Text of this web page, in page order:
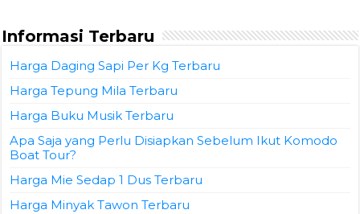
Informasi Terbaru
Harga Daging Sapi Per Kg Terbaru
Harga Tepung Mila Terbaru
Harga Buku Musik Terbaru
Apa Saja yang Perlu Disiapkan Sebelum Ikut Komodo
Boat Tour?
Harga Mie Sedap 1 Dus Terbaru
Harga Minyak Tawon Terbaru